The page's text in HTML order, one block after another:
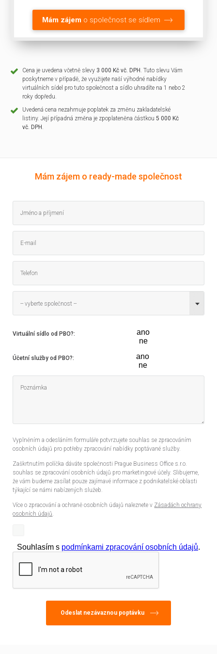
Mám zájem o společnost se sídlem
Cena je uvedena včetně slevy 3 000 Kč vč. DPH . Tuto slevu Vám
poskytneme v případě, že využijete naší výhodné nabídky
virtuálních sídel pro tuto společnost a sídlo uhradíte na 1 nebo 2
roky dopředu.
Uvedená cena nezahrnuje poplatek za změnu zakladatelské
listiny. Její případná změna je zpoplateněna částkou5 000 Kč
vč. DPH .
Mám zájem o ready-made společnost
-- vyberte společnost --
Virtuální sídlo od PBO?:
ano
ne
Účetní služby od PBO?:
ano
ne
Vyplněním a odesláním formuláře potvrzujete souhlas se zpracováním
osobních údajů pro potřeby zpracování nabídky poptávané služby.
Zaškrtnutím políčka dáváte společnosti Prague Business Office s.r.o.
souhlas se zpracování osobních údajů pro marketingové účely. Slibujeme,
že vám budeme zasílat pouze zajímavé informace z podnikatelské oblasti
týkající se námi nabízených služeb.
Více o zpracování a ochraně osobních údajů naleznete v Zásadách ochrany
osobních údajů.
Souhlasím s podmínkami zpracování osobních údajů.